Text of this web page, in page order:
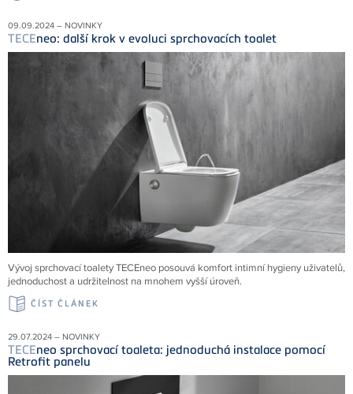
09.09.2024 – NOVINKY
TECEneo: další krok v evoluci sprchovacích toalet
Vývoj sprchovací toalety TECEneo posouvá komfort intimní hygieny uživatelů,
jednoduchost a udržitelnost na mnohem vyšší úroveň.
ČÍST ČLÁNEK
29.07.2024 – NOVINKY
TECEneo sprchovací toaleta: jednoduchá instalace pomocí
Retrofit panelu